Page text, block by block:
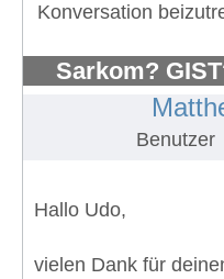
Konversation
Sarkom?
Benutzer
Hallo Udo,
vielen Dank für